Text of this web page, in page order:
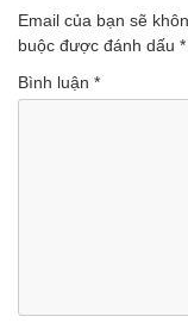
(Lượt nghe: 716)
Email của bạn sẽ
buộc được đánh dấu *
Bình luận *